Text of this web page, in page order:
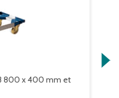
800 x 400 mm et